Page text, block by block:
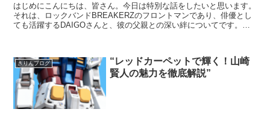
はじめにこんにちは、皆さん。今日は特別な話をしたいと思います。
それは、ロックバンドBREAKERZのフロントマンであり、俳優とし
ても活躍するDAIGOさんと、彼の父親との深い絆についてです。
きりんブログ
“レッドカーペットで輝く！山崎
賢人の魅力を徹底解説”